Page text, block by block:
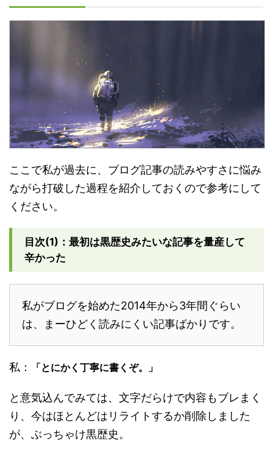
ここで私が過去に、ブログ記事の読みやすさに悩み
ながら打破した過程を紹介しておくので参考にして
ください。
目次(1)：最初は黒歴史みたいな記事を量産して
辛かった
私がブログを始めた2014年から3年間ぐらい
は、まーひどく読みにくい記事ばかりです。
私： 「とにかく丁寧に書くぞ。」
と意気込んでみては、文字だらけで内容もブレまく
り、今はほとんどはリライトするか削除しました
が、ぶっちゃけ黒歴史。